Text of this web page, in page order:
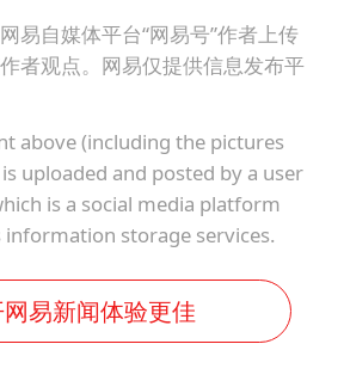
易自媒体平台“网易号”作者上传
者观点。网易仅提供信息发布平
above (including the pictures
uploaded and posted by a user
is a social media platform
storage services.
易新闻体验更佳